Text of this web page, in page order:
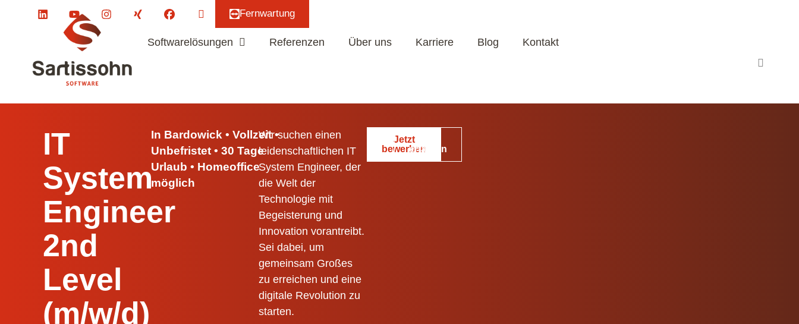
Softwarelösungen
Fernwartung
Softwarelösungen Referenzen Über uns Karriere Blog Kontakt
IT
System
Engineer
2nd
Level
(m/w/d)
In Bardowick • Vollzeit •
Unbefristet • 30 Tage
Urlaub • Homeoffice
möglich
Wir suchen einen
leidenschaftlichen IT
System Engineer, der
die Welt der
Technologie mit
Begeisterung und
Innovation vorantreibt.
Sei dabei, um
gemeinsam Großes
zu erreichen und eine
digitale Revolution zu
starten.
Jetzt
bewerbenerfahren